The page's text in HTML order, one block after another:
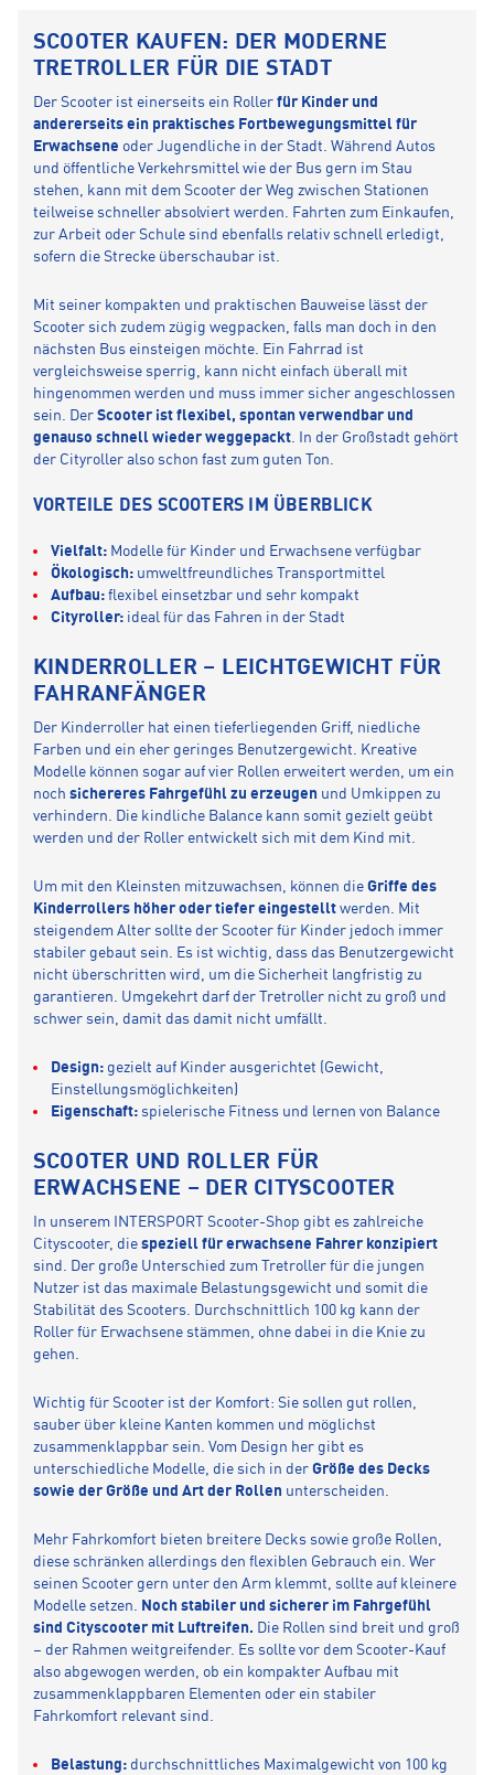
SCOOTER KAUFEN: DER MODERNE
TRETROLLER FÜR DIE STADT
Der Scooter ist einerseits ein Roller für Kinder und
andererseits ein praktisches Fortbewegungsmittel für
Erwachsene oder Jugendliche in der Stadt. Während Autos
und öffentliche Verkehrsmittel wie der Bus gern im Stau
stehen, kann mit dem Scooter der Weg zwischen Stationen
teilweise schneller absolviert werden. Fahrten zum Einkaufen,
zur Arbeit oder Schule sind ebenfalls relativ schnell erledigt,
sofern die Strecke überschaubar ist.
Mit seiner kompakten und praktischen Bauweise lässt der
Scooter sich zudem zügig wegpacken, falls man doch in den
nächsten Bus einsteigen möchte. Ein Fahrrad ist
vergleichsweise sperrig, kann nicht einfach überall mit
hingenommen werden und muss immer sicher angeschlossen
sein. Der Scooter ist flexibel, spontan verwendbar und
genauso schnell wieder weggepackt. In der Großstadt gehört
der Cityroller also schon fast zum guten Ton.
VORTEILE DES SCOOTERS IM ÜBERBLICK
Vielfalt: Modelle für Kinder und Erwachsene verfügbar
Ökologisch: umweltfreundliches Transportmittel
Aufbau: flexibel einsetzbar und sehr kompakt
Cityroller: ideal für das Fahren in der Stadt
KINDERROLLER – LEICHTGEWICHT FÜR
FAHRANFÄNGER
Der Kinderroller hat einen tieferliegenden Griff, niedliche
Farben und ein eher geringes Benutzergewicht. Kreative
Modelle können sogar auf vier Rollen erweitert werden, um ein
noch sichereres Fahrgefühl zu erzeugen und Umkippen zu
verhindern. Die kindliche Balance kann somit gezielt geübt
werden und der Roller entwickelt sich mit dem Kind mit.
Um mit den Kleinsten mitzuwachsen, können die Griffe des
Kinderrollers höher oder tiefer eingestellt werden. Mit
steigendem Alter sollte der Scooter für Kinder jedoch immer
stabiler gebaut sein. Es ist wichtig, dass das Benutzergewicht
nicht überschritten wird, um die Sicherheit langfristig zu
garantieren. Umgekehrt darf der Tretroller nicht zu groß und
schwer sein, damit das damit nicht umfällt.
Design: gezielt auf Kinder ausgerichtet (Gewicht,
Einstellungsmöglichkeiten)
Eigenschaft: spielerische Fitness und lernen von Balance
SCOOTER UND ROLLER FÜR
ERWACHSENE – DER CITYSCOOTER
In unserem INTERSPORT Scooter-Shop gibt es zahlreiche
Cityscooter, die speziell für erwachsene Fahrer konzipiert
sind. Der große Unterschied zum Tretroller für die jungen
Nutzer ist das maximale Belastungsgewicht und somit die
Stabilität des Scooters. Durchschnittlich 100 kg kann der
Roller für Erwachsene stämmen, ohne dabei in die Knie zu
gehen.
Wichtig für Scooter ist der Komfort: Sie sollen gut rollen,
sauber über kleine Kanten kommen und möglichst
zusammenklappbar sein. Vom Design her gibt es
unterschiedliche Modelle, die sich in der Größe des Decks
sowie der Größe und Art der Rollen unterscheiden.
Mehr Fahrkomfort bieten breitere Decks sowie große Rollen,
diese schränken allerdings den flexiblen Gebrauch ein. Wer
seinen Scooter gern unter den Arm klemmt, sollte auf kleinere
Modelle setzen. Noch stabiler und sicherer im Fahrgefühl
sind Cityscooter mit Luftreifen. Die Rollen sind breit und groß
– der Rahmen weitgreifender. Es sollte vor dem Scooter-Kauf
also abgewogen werden, ob ein kompakter Aufbau mit
zusammenklappbaren Elementen oder ein stabiler
Fahrkomfort relevant sind.
Belastung: durchschnittliches Maximalgewicht von 100 kg